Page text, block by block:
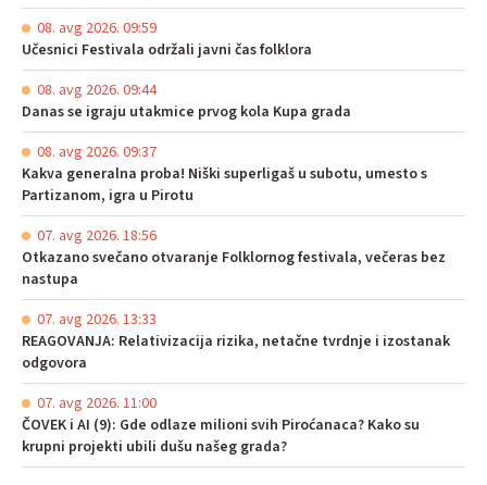
08. avg 2026. 09:59
Učesnici Festivala održali javni čas folklora
08. avg 2026. 09:44
Danas se igraju utakmice prvog kola Kupa grada
08. avg 2026. 09:37
Kakva generalna proba! Niški superligaš u subotu, umesto s
Partizanom, igra u Pirotu
07. avg 2026. 18:56
Otkazano svečano otvaranje Folklornog festivala, večeras bez
nastupa
07. avg 2026. 13:33
REAGOVANJA: Relativizacija rizika, netačne tvrdnje i izostanak
odgovora
07. avg 2026. 11:00
ČOVEK i AI (9): Gde odlaze milioni svih Piroćanaca? Kako su
krupni projekti ubili dušu našeg grada?